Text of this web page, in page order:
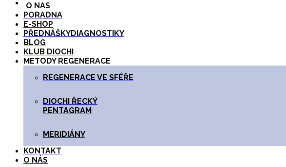
O NAS
PORADNA
E-SHOP
PŘEDNÁŠKYDIAGNOSTIKY
BLOG
KLUB DIOCHI
METODY REGENERACE
REGENERACE VE SFÉŘE
DIOCHI ŘECKÝ
PENTAGRAM
MERIDIÁNY
KONTAKT
O NÁS